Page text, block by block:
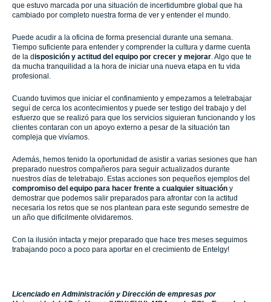
que estuvo marcada por una situación de incertidumbre global que ha
cambiado por completo nuestra forma de ver y entender el mundo.
Puede acudir a la oficina de forma presencial durante una semana.
Tiempo suficiente para entender y comprender la cultura y darme cuenta
de la disposición y actitud del equipo por crecer y mejorar. Algo que te
da mucha tranquilidad a la hora de iniciar una nueva etapa en tu vida
profesional.
Cuando tuvimos que iniciar el confinamiento y empezamos a teletrabajar
seguí de cerca los acontecimientos y puede ser testigo del trabajo y del
esfuerzo que se realizó para que los servicios siguieran funcionando y los
clientes contaran con un apoyo externo a pesar de la situación tan
compleja que vivíamos.
Además, hemos tenido la oportunidad de asistir a varias sesiones que han
preparado nuestros compañeros para seguir actualizados durante
nuestros días de teletrabajo. Estas acciones son pequeños ejemplos del
compromiso del equipo para hacer frente a cualquier situación y
demostrar que podemos salir preparados para afrontar con la actitud
necesaria los retos que se nos plantean para este segundo semestre de
un año que difícilmente olvidaremos.
Con la ilusión intacta y mejor preparado que hace tres meses seguimos
trabajando poco a poco para aportar en el crecimiento de Entelgy!
Licenciado en Administración y Dirección de empresas por